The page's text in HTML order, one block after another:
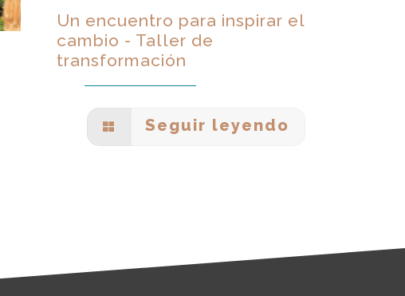
Un encuentro para inspirar el
cambio - Taller de
transformación
Seguir leyendo